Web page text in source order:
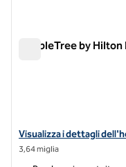
DoubleTree by
Visualizza i dettagli
Visualizza i dettagli
3,64 miglia